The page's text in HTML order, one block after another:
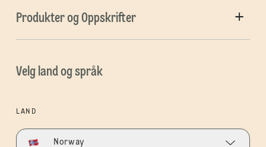
Produkter og Oppskrifter
Velg land og språk
LAND
Norway